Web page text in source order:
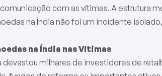
com as vítimas. A estrutura
na Índia não foi um incidente
na Índia nas Vítimas
milhares de investidores de